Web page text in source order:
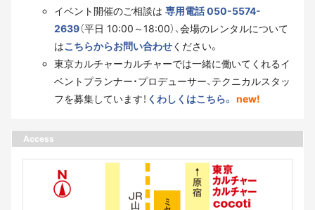
イベント開催のご相談は 専用電話 050-5574-
2639（平日 10:00～18:00）、会場のレンタルについて
はこちらからお問い合わせください。
東京カルチャーカルチャーでは一緒に働いてくれるイ
ベントプランナー・プロデューサー、テクニカルスタッ
フを募集しています！ くわしくはこちら。 new!
Access